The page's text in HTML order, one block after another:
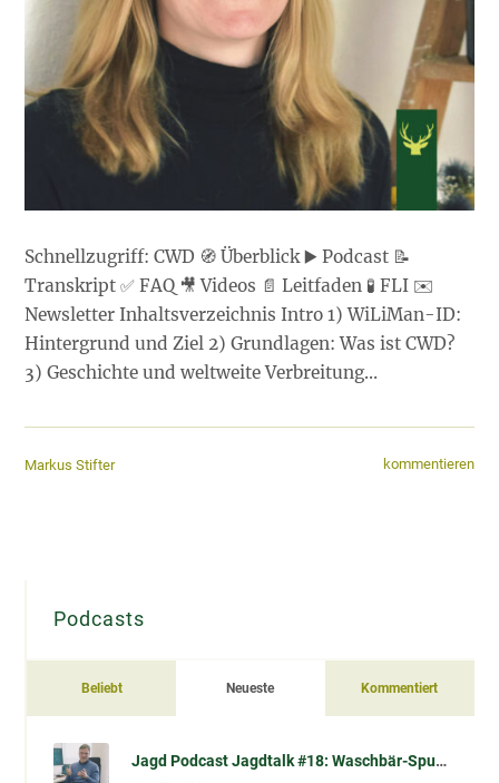
Schnellzugriff: CWD 🧭 Überblick ▶️ Podcast 📝
Transkript ✅ FAQ 🎥 Videos 📄 Leitfaden 🧪 FLI ✉️
Newsletter Inhaltsverzeichnis Intro 1) WiLiMan-ID:
Hintergrund und Ziel 2) Grundlagen: Was ist CWD?
3) Geschichte und weltweite Verbreitung…
kommentieren
Markus Stifter
Podcasts
Beliebt Neueste Kommentiert
Jagd Podcast Jagdtalk #18: Waschbär-Spulwurm (Baylisascaris procyonis) – Übertragung, Risiko, Vorsorge & Datenlage (im Gespräch mit Prof. Dr. Sven Klimpel)